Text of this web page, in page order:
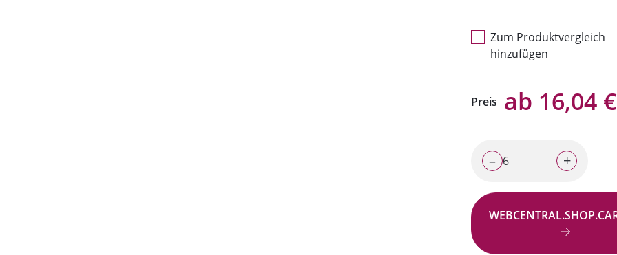
Zum Produktvergleich
hinzufügen
Preis ab 16,04 €
– +